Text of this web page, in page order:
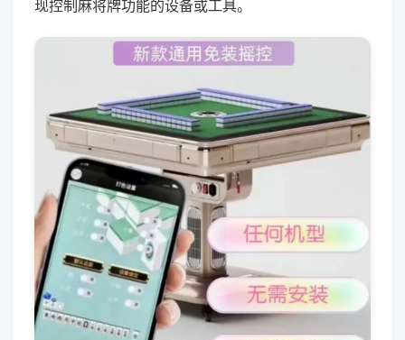
现控制麻将牌功能的设备或工具。